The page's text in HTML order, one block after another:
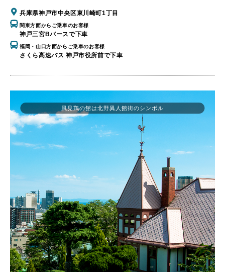
兵庫県神戸市中央区東川崎町1丁目
関東方面からご乗車のお客様
神戸三宮Bバースで下車
福岡・山口方面からご乗車のお客様
さくら高速バス 神戸市役所前で下車
風見鶏の館は北野異人館街のシンボル